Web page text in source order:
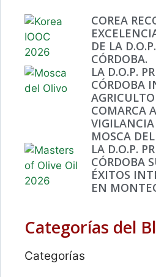
COREA
DE LA
CÓRDOBA.
LA D.O.P.
CÓRDOBA
COMARCA
MOSCA
LA D.O.P.
CÓRDOBA
ÉXITOS
EN
Categorías del
Categorías